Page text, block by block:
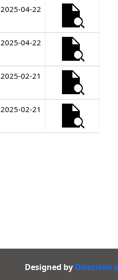
2025-04-22
2025-04-22
2025-02-21
2025-02-21
Designed by Dirección